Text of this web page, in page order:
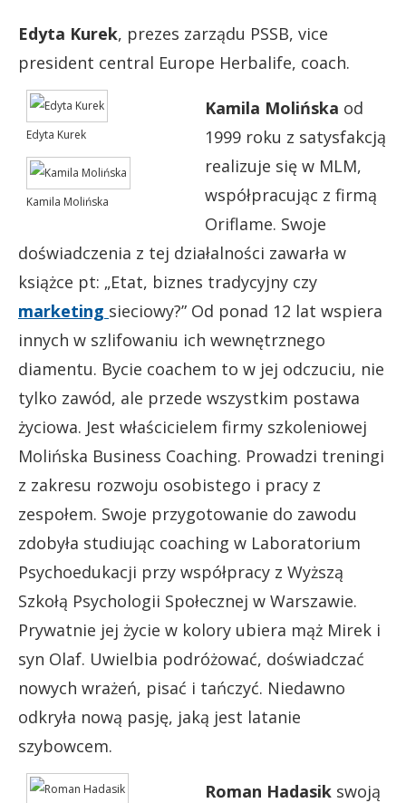
Edyta Kurek, prezes zarządu PSSB, vice
president central Europe Herbalife, coach.
Edyta Kurek
Kamila Molińska
Kamila Molińska od
1999 roku z satysfakcją
realizuje się w MLM,
współpracując z firmą
Oriflame. Swoje
doświadczenia z tej działalności zawarła w
książce pt: „Etat, biznes tradycyjny czy
marketing sieciowy?” Od ponad 12 lat wspiera
innych w szlifowaniu ich wewnętrznego
diamentu. Bycie coachem to w jej odczuciu, nie
tylko zawód, ale przede wszystkim postawa
życiowa. Jest właścicielem firmy szkoleniowej
Molińska Business Coaching. Prowadzi treningi
z zakresu rozwoju osobistego i pracy z
zespołem. Swoje przygotowanie do zawodu
zdobyła studiując coaching w Laboratorium
Psychoedukacji przy współpracy z Wyższą
Szkołą Psychologii Społecznej w Warszawie.
Prywatnie jej życie w kolory ubiera mąż Mirek i
syn Olaf. Uwielbia podróżować, doświadczać
nowych wrażeń, pisać i tańczyć. Niedawno
odkryła nową pasję, jaką jest latanie
szybowcem.
Roman Hadasik swoją